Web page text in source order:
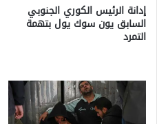
إدانة الرئيس الكوري الجنوبي
السابق يون سوك يول بتهمة
التمرد